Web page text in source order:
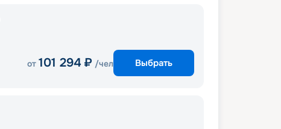
от 101 294 ₽ /чел Выбрать